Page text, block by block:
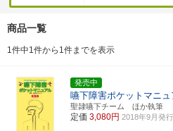
商品一覧
1件中1件から1件までを表示
発売中
嚥下障害ポケットマニュ
聖隷嚥下チーム ほか執筆
定価 3,080円 2018年9月発行